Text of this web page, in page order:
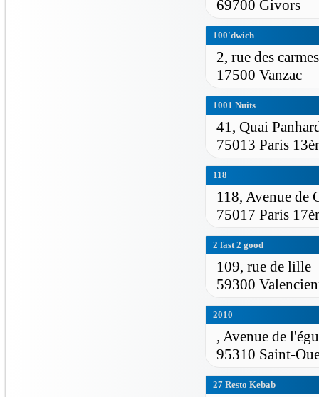
69700 Givors
100'dwich
2, rue des carmes
17500 Vanzac
1001 Nuits
41, Quai
75013 Paris
118
118, Avenue de
75017 Paris
2 fast 2 good
109, rue de lille
59300
2010
, Avenue de
95310 Saint-
27 Resto Kebab